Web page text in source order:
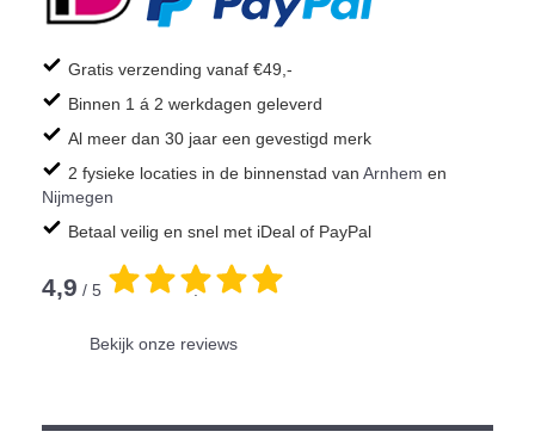
Gratis verzending vanaf €49,-
Binnen 1 á 2 werkdagen geleverd
Al meer dan 30 jaar een gevestigd merk
2 fysieke locaties in de binnenstad van Arnhem en
Nijmegen
Betaal veilig en snel met iDeal of PayPal
4,9 / 5 .
Bekijk onze reviews